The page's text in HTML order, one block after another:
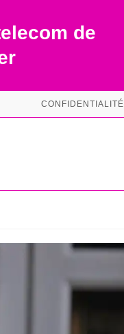
de
CONFIDENTIALITÉ